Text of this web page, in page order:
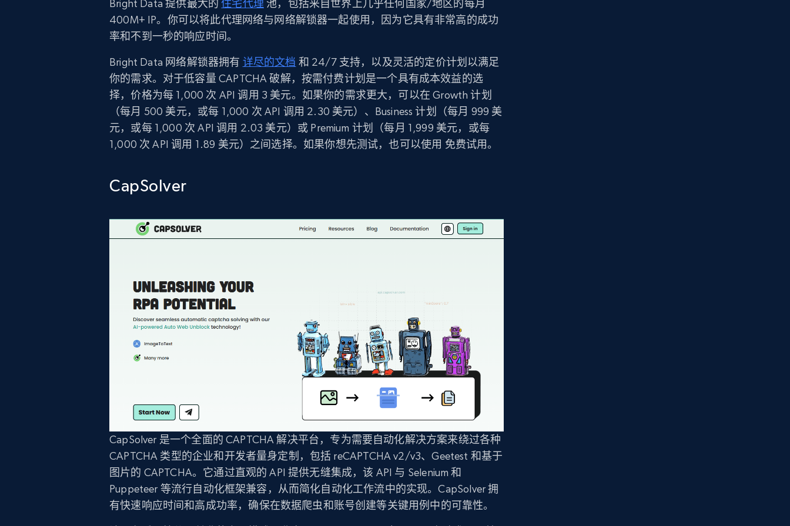
Bright Data 提供最大的住宅代理 池，包括来自世界上几乎任何国家/地区的每月
400M+ IP。你可以将此代理网络与网络解锁器一起使用，因为它具有非常高的成功
率和不到一秒的响应时间。
Bright Data 网络解锁器拥有 详尽的文档 和 24/7 支持，以及灵活的定价计划以满足
你的需求。对于低容量 CAPTCHA 破解，按需付费计划是一个具有成本效益的选
择，价格为每 1,000 次 API 调用 3 美元。如果你的需求更大，可以在 Growth 计划
（每月 500 美元，或每 1,000 次 API 调用 2.30 美元）、Business 计划（每月 999 美
元，或每 1,000 次 API 调用 2.03 美元）或 Premium 计划（每月 1,999 美元，或每
1,000 次 API 调用 1.89 美元）之间选择。如果你想先测试，也可以使用 免费试用。
CapSolver
CapSolver 是一个全面的 CAPTCHA 解决平台，专为需要自动化解决方案来绕过各种
CAPTCHA 类型的企业和开发者量身定制，包括 reCAPTCHA v2/v3、Geetest 和基于
图片的 CAPTCHA。它通过直观的 API 提供无缝集成，该 API 与 Selenium 和
Puppeteer 等流行自动化框架兼容，从而简化自动化工作流中的实现。CapSolver 拥
有快速响应时间和高成功率，确保在数据爬虫和账号创建等关键用例中的可靠性。